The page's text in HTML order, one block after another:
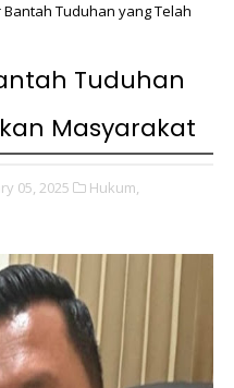
Bantah Tuduhan yang Telah
Tuduhan
Masyarakat
05, 2025 Hukum,